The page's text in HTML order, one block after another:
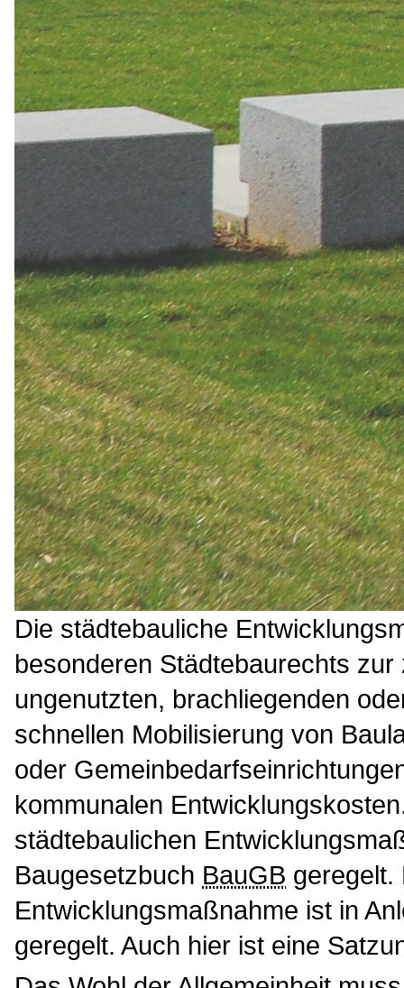
Die städtebauliche
besonderen Städtebaurechts
ungenutzten, brachliegenden
schnellen Mobilisierung von
oder
kommunalen
städtebaulichen
Baugesetzbuch BauGB geregelt.
Entwicklungsmaßnahme ist in
geregelt. Auch hier ist eine